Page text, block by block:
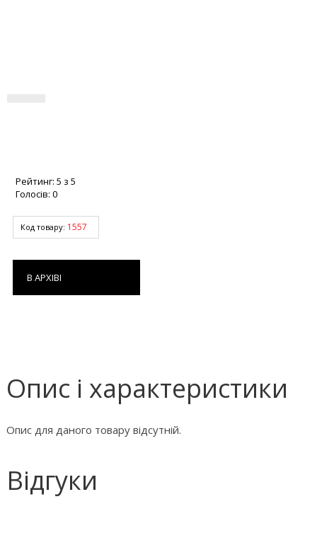
Рейтинг: 5 з 5
Голосів: 0
Код товару: 1557
В АРХІВІ
Опис і характеристики
Опис для даного товару відсутній.
Відгуки